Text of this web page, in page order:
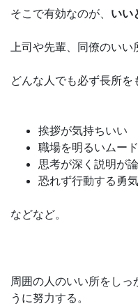
そこで有効なのが、 いい
上司や先輩、同僚のいい
どんな人でも必ず長所を
挨拶が気持ちいい
職場を明るいムー
思考が深く説明が
恐れず行動する勇
などなど。
周囲の人のいい所をしっ
うに努力する。